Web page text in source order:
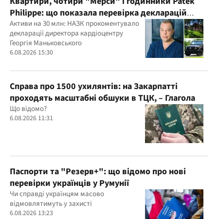
Philippe: що показала перевірка декларацій
керівника дитячого кардіоцентру
Маньковського і що каже НАЗК?
Активи на 30 млн: НАЗК прокоментувало
декларації директора кардіоцентру
Георгія Маньковського
6.08.2026 15:30
Справа про 1500 ухилянтів: на Закарпатті
проходять масштабні обшуки в ТЦК, – Глагола
Що відомо?
6.08.2026 11:31
Паспорти та "Резерв+": що відомо про нові
перевірки українців у Румунії
Чи справді українцям масово
відмовлятимуть у захисті
6.08.2026 13:23